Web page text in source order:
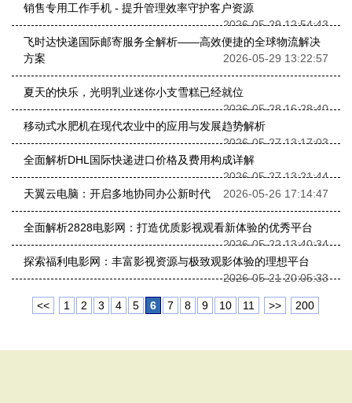
销售专用工作手机 - 提升管理效率守护客户资源
2026-05-29 12:54:43
飞时达快递国际邮寄服务全解析——高效便捷的全球物流解决
方案
2026-05-29 13:22:57
夏天的快乐，光明乳业迷你小支雪糕已经就位
2026-05-28 16:28:40
移动式水肥机在现代农业中的应用与发展趋势解析
2026-05-27 13:17:03
全面解析DHL国际快递进口价格及费用构成详解
2026-05-27 13:21:44
天翼云电脑：开启多地协同办公新时代
2026-05-26 17:14:47
全面解析2828电影网：打造优质影视观看新体验的优秀平台
2026-05-22 13:40:34
探索福利电影网：丰富影视资源与极致观影体验的理想平台
2026-05-21 20:05:33
<< 1 2 3 4 5 6 7 8 9 10 11 >> 200